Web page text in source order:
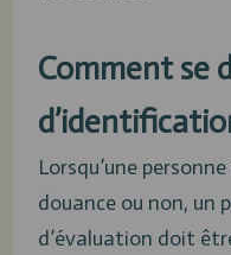
Comment se
Lorsqu’une
douance ou non, un
d’évaluation doit